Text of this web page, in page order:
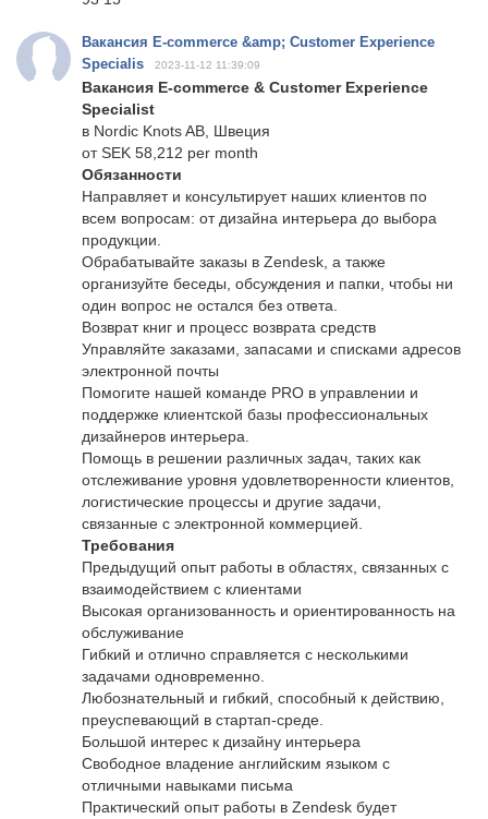
Вакансия E-commerce &amp; Customer Experience
Specialis
2023-11-12 11:39:09
Вакансия E-commerce & Customer Experience
Specialist
в Nordic Knots AB, Швеция
от SEK 58,212 per month
Обязанности
Направляет и консультирует наших клиентов по
всем вопросам: от дизайна интерьера до выбора
продукции.
Обрабатывайте заказы в Zendesk, а также
организуйте беседы, обсуждения и папки, чтобы ни
один вопрос не остался без ответа.
Возврат книг и процесс возврата средств
Управляйте заказами, запасами и списками адресов
электронной почты
Помогите нашей команде PRO в управлении и
поддержке клиентской базы профессиональных
дизайнеров интерьера.
Помощь в решении различных задач, таких как
отслеживание уровня удовлетворенности клиентов,
логистические процессы и другие задачи,
связанные с электронной коммерцией.
Требования
Предыдущий опыт работы в областях, связанных с
взаимодействием с клиентами
Высокая организованность и ориентированность на
обслуживание
Гибкий и отлично справляется с несколькими
задачами одновременно.
Любознательный и гибкий, способный к действию,
преуспевающий в стартап-среде.
Большой интерес к дизайну интерьера
Свободное владение английским языком с
отличными навыками письма
Практический опыт работы в Zendesk будет